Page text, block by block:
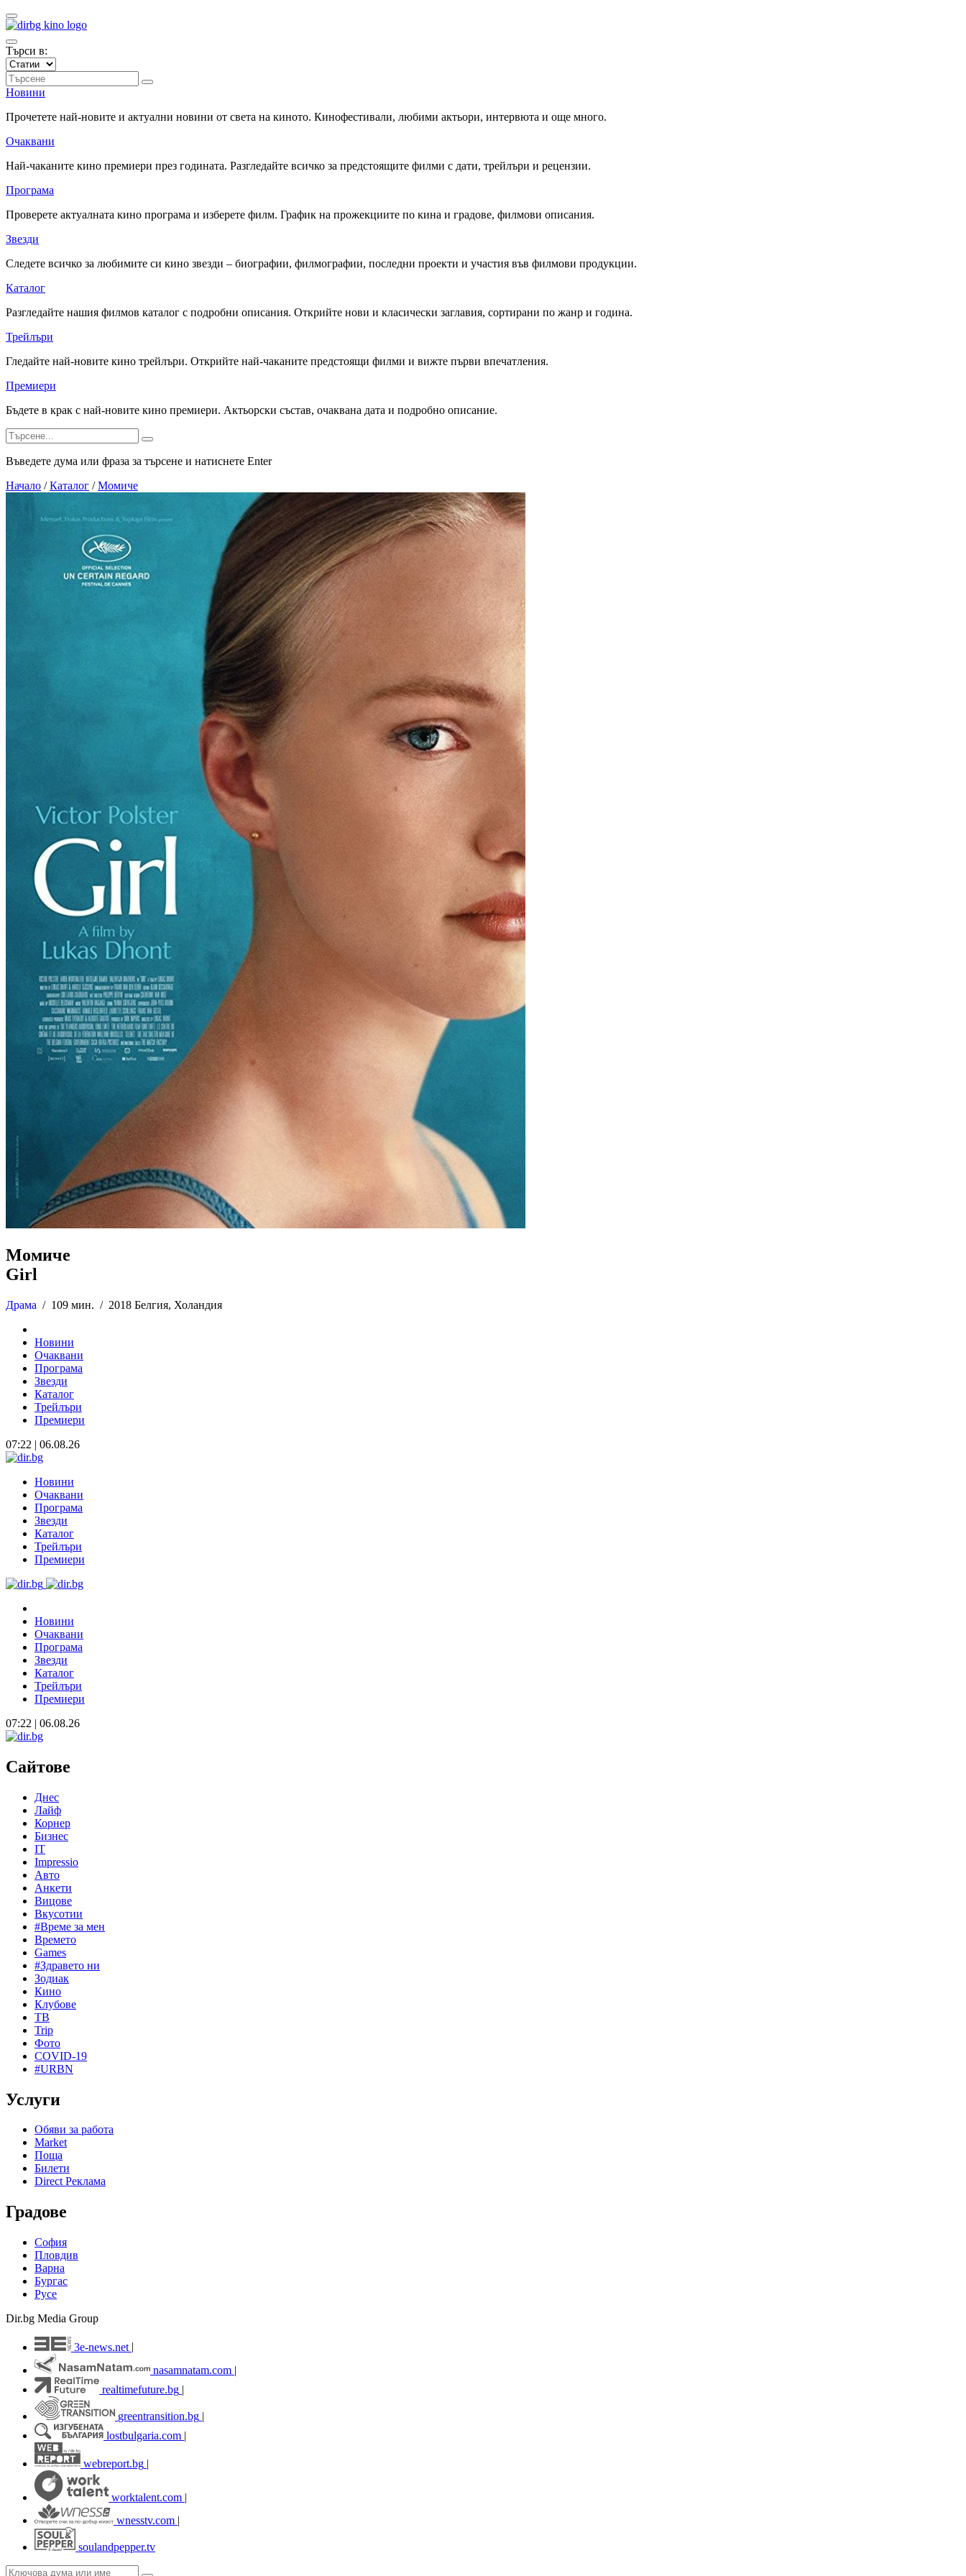
Търси в:
Новини
Прочетете най-новите и актуални новини от света на киното. Кинофестивали, любими актьори, интервюта и още много.
Очаквани
Най-чаканите кино премиери през годината. Разгледайте всичко за предстоящите филми с дати, трейлъри и рецензии.
Програма
Проверете актуалната кино програма и изберете филм. График на прожекциите по кина и градове, филмови описания.
Звезди
Следете всичко за любимите си кино звезди – биографии, филмографии, последни проекти и участия във филмови продукции.
Каталог
Разгледайте нашия филмов каталог с подробни описания. Открийте нови и класически заглавия, сортирани по жанр и година.
Трейлъри
Гледайте най-новите кино трейлъри. Открийте най-чаканите предстоящи филми и вижте първи впечатления.
Премиери
Бъдете в крак с най-новите кино премиери. Актьорски състав, очаквана дата и подробно описание.
Въведете дума или фраза за търсене и натиснете Enter
Начало / Каталог / Момиче
Момиче
Girl
Драма / 109 мин. / 2018 Белгия, Холандия
Новини
Очаквани
Програма
Звезди
Каталог
Трейлъри
Премиери
07:22 | 06.08.26
Новини
Очаквани
Програма
Звезди
Каталог
Трейлъри
Премиери
Новини
Очаквани
Програма
Звезди
Каталог
Трейлъри
Премиери
07:22 | 06.08.26
Сайтове
Днес
Лайф
Корнер
Бизнес
IT
Impressio
Авто
Анкети
Вицове
Вкусотии
#Време за мен
Времето
Games
#Здравето ни
Зодиак
Кино
Клубове
ТВ
Trip
Фото
COVID-19
#URBN
Услуги
Обяви за работа
Market
Поща
Билети
Direct Реклама
Градове
София
Пловдив
Варна
Бургас
Русе
Dir.bg Media Group
3e-news.net
nasamnatam.com |
realtimefuture.bg |
greentransition.bg |
lostbulgaria.com |
webreport.bg |
worktalent.com |
wnesstv.com |
soulandpepper.tv